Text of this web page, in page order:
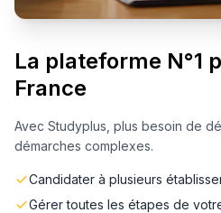
La plateforme N°1
France
Avec Studyplus, plus besoin de
démarches complexes.
Candidater à plusieurs
Gérer toutes les étapes de